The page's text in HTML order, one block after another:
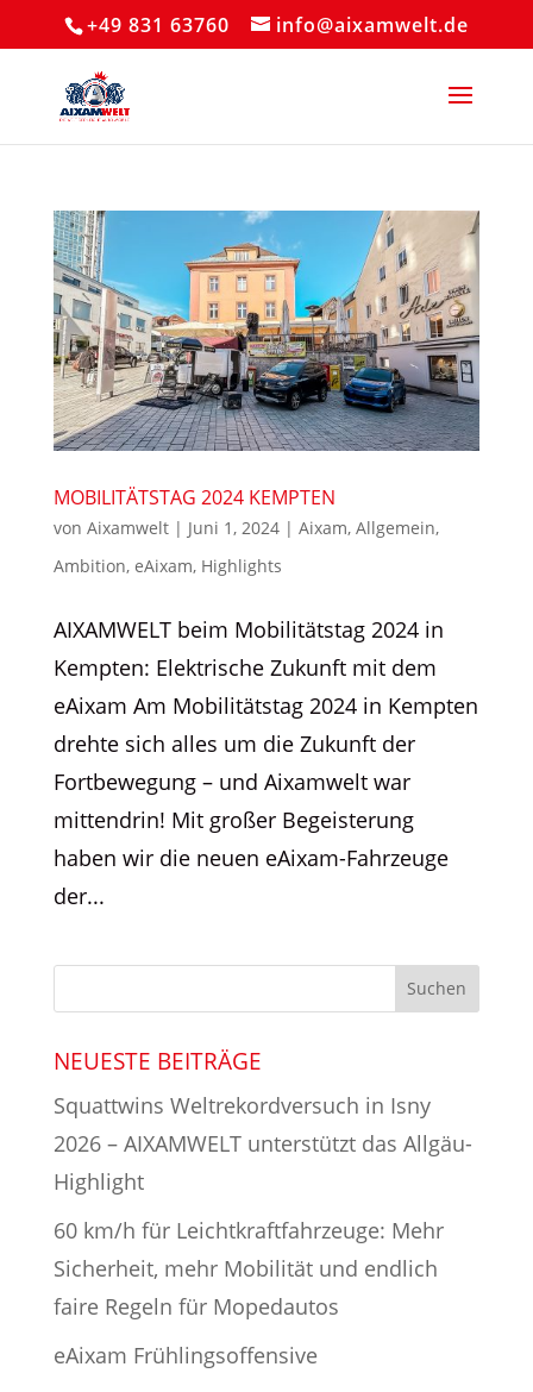
+49 831 63760 info@aixamwelt.de
MOBILITÄTSTAG 2024 KEMPTEN
von Aixamwelt| Juni 1, 2024| Aixam, Allgemein,
Ambition, eAixam, Highlights
AIXAMWELT beim Mobilitätstag 2024 in
Kempten: Elektrische Zukunft mit dem
eAixam Am Mobilitätstag 2024 in Kempten
drehte sich alles um die Zukunft der
Fortbewegung – und Aixamwelt war
mittendrin! Mit großer Begeisterung
haben wir die neuen eAixam-Fahrzeuge
der...
NEUESTE BEITRÄGE
Squattwins Weltrekordversuch in Isny
2026 – AIXAMWELT unterstützt das Allgäu-
Highlight
60 km/h für Leichtkraftfahrzeuge: Mehr
Sicherheit, mehr Mobilität und endlich
faire Regeln für Mopedautos
eAixam Frühlingsoffensive